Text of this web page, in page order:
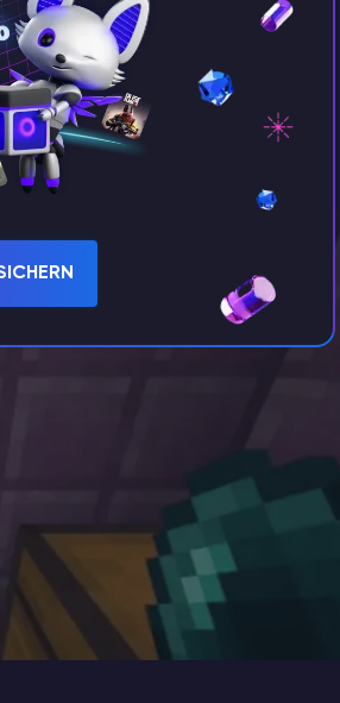
für Elytra
sind zwei
Überseht sie nicht - sie